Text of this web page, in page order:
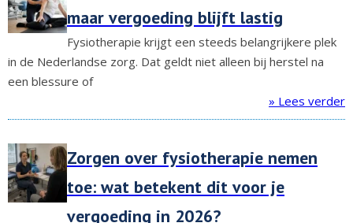
maar vergoeding blijft lastig
Fysiotherapie krijgt een steeds belangrijkere plek
in de Nederlandse zorg. Dat geldt niet alleen bij herstel na
een blessure of
» Lees verder
Zorgen over fysiotherapie nemen
toe: wat betekent dit voor je
vergoeding in 2026?